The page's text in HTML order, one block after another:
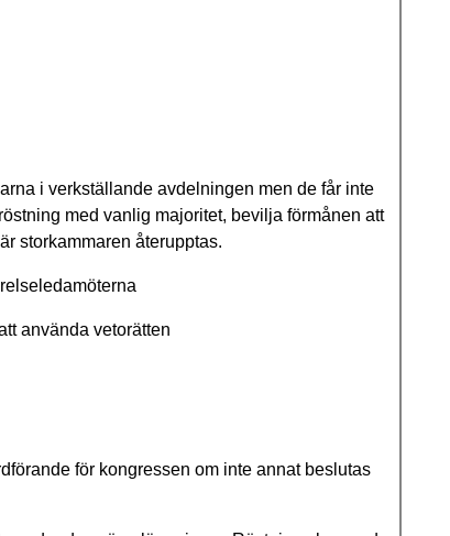
i verkställande avdelningen men de får inte
med vanlig majoritet, bevilja förmånen att
storkammaren återupptas.
använda vetorätten
för kongressen om inte annat beslutas